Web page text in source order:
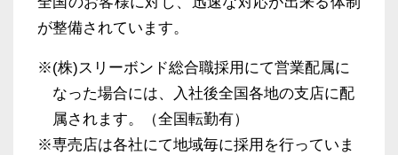
が整備されています。
(株)スリーボンド総合職採用にて営業配属に
なった場合には、入社後全国各地の支店に配
属されます。（全国転勤有）
専売店は各社にて地域毎に採用を行っていま